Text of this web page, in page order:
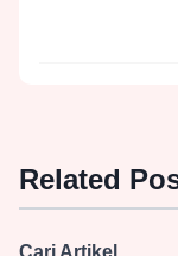
Related
Cari Artikel